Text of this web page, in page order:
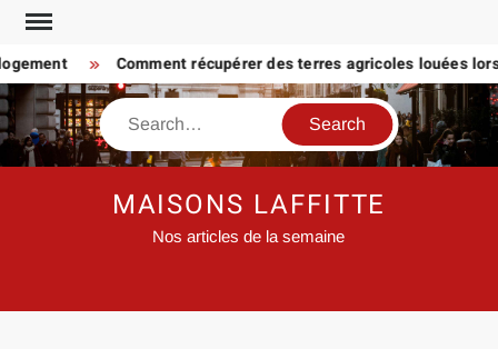
Skip
content
Comment récupérer des terres agricoles louées
Search
MAISONS LAFFITTE
Nos articles de la semaine